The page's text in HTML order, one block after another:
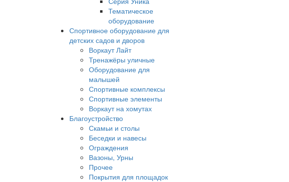
Тематическое
оборудование
Спортивное оборудование для
детских садов и дворов
Воркаут Лайт
Тренажёры уличные
Оборудование для
малышей
Спортивные комплексы
Спортивные элементы
Воркаут на хомутах
Благоустройство
Скамьи и столы
Беседки и навесы
Ограждения
Вазоны, Урны
Прочее
Покрытия для площадок